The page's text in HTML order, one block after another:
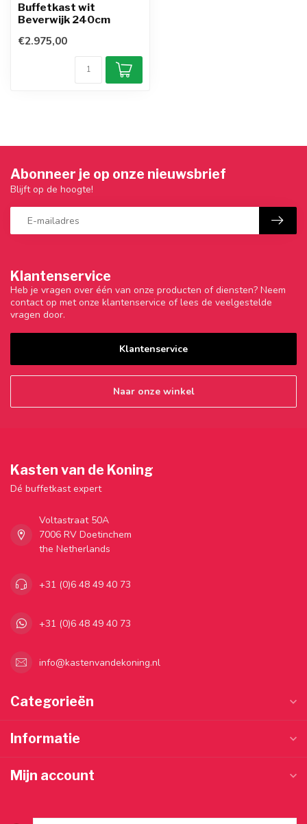
Buffetkast wit
Beverwijk 240cm
€2.975,00
Klantenservice
Heb je vragen over één van onze producten of diensten? Neem
contact op met onze klantenservice of lees de veelgestelde
vragen door.
Klantenservice
Naar onze winkel
Abonneer je op onze nieuwsbrief
Blijft op de hoogte!
Kasten van de Koning
Dé buffetkast expert
Voltastraat 50A
7006 RV Doetinchem
the Netherlands
+31 (0)6 48 49 40 73
+31 (0)6 48 49 40 73
info@kastenvandekoning.nl
Categorieën
Informatie
Mijn account